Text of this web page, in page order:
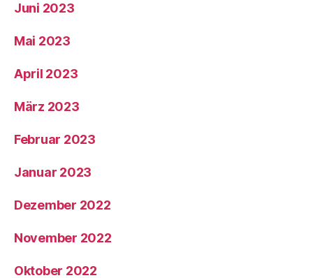
Juni 2023
Mai 2023
April 2023
März 2023
Februar 2023
Januar 2023
Dezember 2022
November 2022
Oktober 2022